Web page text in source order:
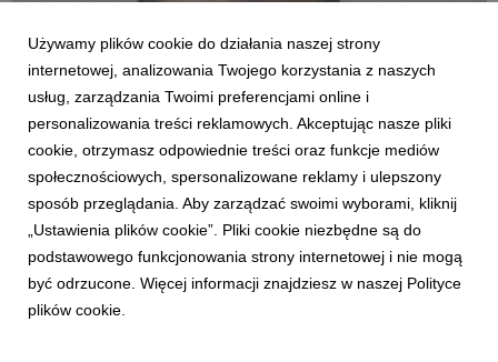
MUZYKA POLSKA
Iwaneczko: To moje Millenium!
17 maja 2024
Iwaneczko prezentuje swój drugi solowy album ”Millenium”,
który jest wyrazem przedefiniowania artysty. Na płycie
znajdziemy utwory, które razem stanowią koncept - album.
Używamy plików cookie do działania naszej strony
internetowej, analizowania Twojego korzystania z naszych
usług, zarządzania Twoimi preferencjami online i
personalizowania treści reklamowych. Akceptując nasze pliki
cookie, otrzymasz odpowiednie treści oraz funkcje mediów
społecznościowych, spersonalizowane reklamy i ulepszony
sposób przeglądania. Aby zarządzać swoimi wyborami, kliknij
„Ustawienia plików cookie”. Pliki cookie niezbędne są do
podstawowego funkcjonowania strony internetowej i nie mogą
być odrzucone. Więcej informacji znajdziesz w naszej Polityce
plików cookie.